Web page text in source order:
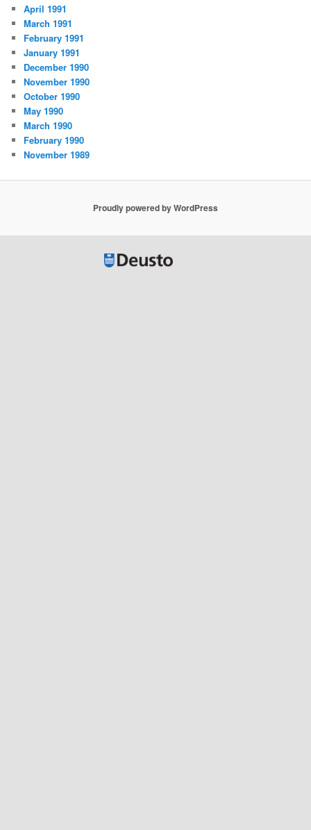
April 1991
March 1991
February 1991
January 1991
December 1990
November 1990
October 1990
May 1990
March 1990
February 1990
November 1989
Proudly powered by WordPress